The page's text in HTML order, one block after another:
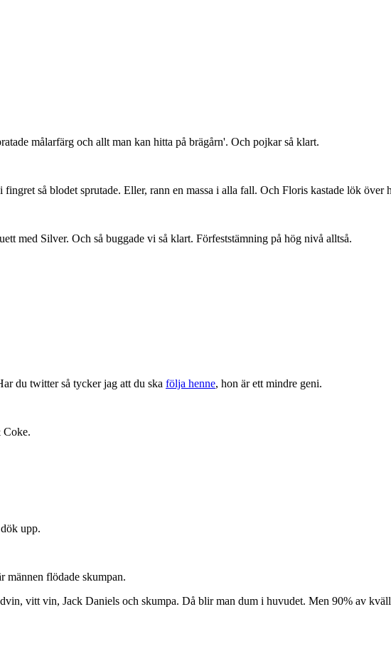
målarfärg och allt man kan hitta på brägårn'. Och pojkar så klart.
så blodet sprutade. Eller, rann en massa i alla fall. Och Floris kastade lök över
med Silver. Och så buggade vi så klart. Förfeststämning på hög nivå alltså.
du twitter så tycker jag att du ska följa henne, hon är ett mindre geni.
Coke.
upp.
männen flödade skumpan.
vitt vin, Jack Daniels och skumpa. Då blir man dum i huvudet. Men 90% av